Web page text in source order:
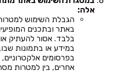
אלה:
הגבלת השימוש
באתר ובתכנים
בלבד. אסור להעתיק
במידע או בתמונות
בפרסומים
אחרים, בין למטרות